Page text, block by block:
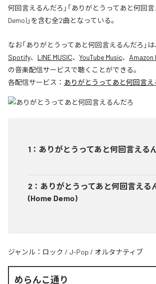
何回言えるんだろ」「ありがとうってあと何回
Demo)」を含む全2曲となっている。
なお「ありがとうってあと何回言えるんだろ 」は
Spotify、 LINE MUSIC、 YouTube Music、 Amazon
の音楽配信サービスで聴くことができる。
各配信サービス： ありがとうってあと何回言え
1 ： ありがとうってあと何回言える
2 ： ありがとうってあと何回言える
(Home Demo)
ジャンル： ロック / J-Pop / オルタナティブ
めらんこ通り